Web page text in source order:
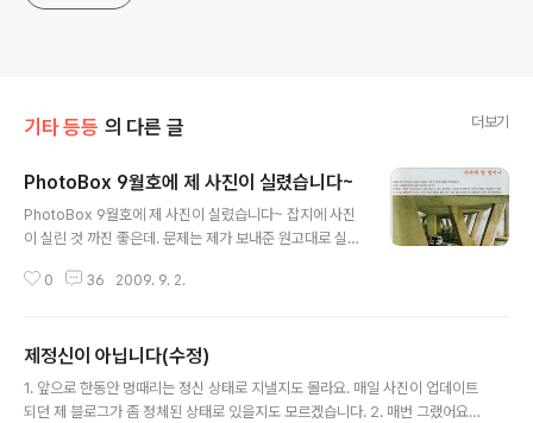
기타 등등 의 다른 글 더보기
PhotoBox 9월호에 제 사진이 실렸습니다~
PhotoBox 9월호에 제 사진이 실렸습니다~ 잡지에 사진
이 실린 것 까진 좋은데. 문제는 제가 보내준 원고대로 실리
에 Canon 50mm f1.2L USM렌즈가 말이 됩니까. 저는
자님, 제가 사진을 찍을 때 쓴 렌즈는 아래와 같이 생긴 렌
즈입니다. 무려 1950년대 중후반에 생산된 오래된 클래식
렌즈란 말입니다!!!! (그리고 전 L렌즈를 사서 쓸 정도로 돈
0 36 2009. 9. 2.
제정신이 아닙니다(수정)
1. 앞으로 한동안 멍때리는 정신 상태로 지낼지도 몰라요. 매일 사진이 업데이트
되던 제 블로그가 좀 정체된 상태로 있을지도 모르겠습니다. 2. 매번 그랬어요.